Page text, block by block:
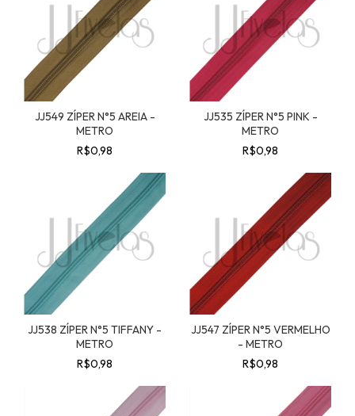
JJ549 ZÍPER N°5 AREIA -
METRO
R$0,98
JJ535 ZÍPER N°5 PINK -
METRO
R$0,98
JJ538 ZÍPER N°5 TIFFANY -
METRO
R$0,98
JJ547 ZÍPER N°5 VERMELHO
- METRO
R$0,98